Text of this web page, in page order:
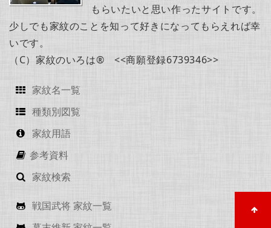
もらいたいと思い作ったサイトです。
少しでも家紋のことを知って好きになってもらえれば幸
いです。
（C）家紋のいろは® <<商願登録6739346>>
家紋名一覧
種類別図覧
家紋用語
参考資料
家紋検索
戦国武将 家紋一覧